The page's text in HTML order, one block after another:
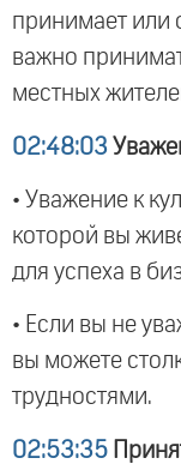
принимает или
важно
местных
02:48:03
• Уважение к
которой вы
для успеха в
• Если вы не
вы можете
трудностями.
02:53:35